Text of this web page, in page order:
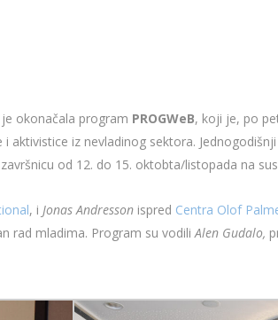
okonačala program PROGWeB, koji je, po
iz nevladinog sektora.
od 12. do 15. oktobta/listopada na
, i Jonas Andresson ispred Centra Olof
rad mladima. Program su vodiliAlen Gudalo,